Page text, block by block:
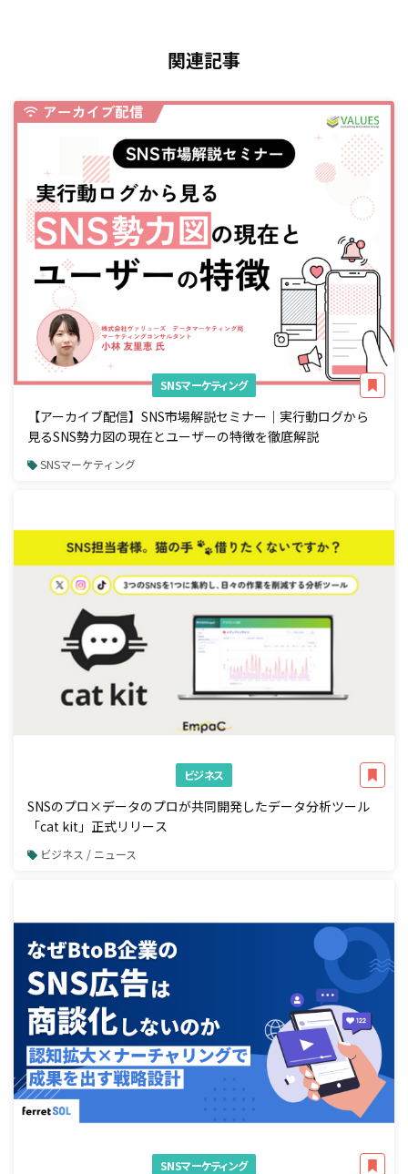
関連記事
SNSマーケティング
【アーカイブ配信】SNS市場解説セミナー｜実行動ログから
見るSNS勢力図の現在とユーザーの特徴を徹底解説
SNSマーケティング
ビジネス
SNSのプロ×データのプロが共同開発したデータ分析ツール
「cat kit」正式リリース
ビジネス / ニュース
SNSマーケティング